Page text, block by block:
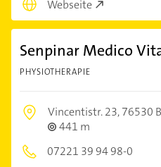
Webseite
Senpinar Medico
PHYSIOTHERAPIE
Vincentistr. 23,76530
441 m
07221 39 94 98-0